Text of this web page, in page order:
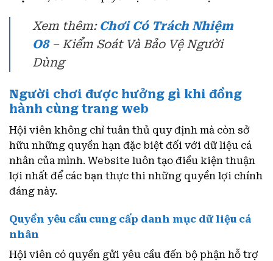
Xem thêm: Chơi Có Trách Nhiệm
O8– Kiểm Soát Và Bảo Vệ Người
Dùng
Người chơi được hưởng gì khi đồng
hành cùng trang web
Hội viên không chỉ tuân thủ quy định mà còn sở
hữu những quyền hạn đặc biệt đối với dữ liệu cá
nhân của mình. Website luôn tạo điều kiện thuận
lợi nhất để các bạn thực thi những quyền lợi chính
đáng này.
Quyền yêu cầu cung cấp danh mục dữ liệu cá
nhân
Hội viên có quyền gửi yêu cầu đến bộ phận hỗ trợ